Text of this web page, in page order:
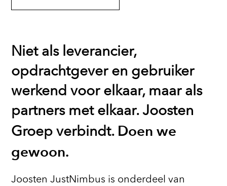
Niet als leverancier,
opdrachtgever en gebruiker
werkend voor elkaar, maar als
partners met elkaar. Joosten
Groep verbindt. Doen we
gewoon.
Joosten JustNimbus is onderdeel van